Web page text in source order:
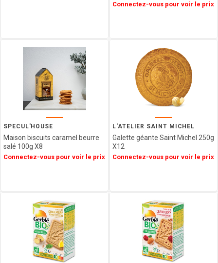
Connectez-vous pour voir le prix
SPECUL'HOUSE
Maison biscuits caramel beurre
salé 100g X8
Connectez-vous pour voir le prix
L'ATELIER SAINT MICHEL
Galette géante Saint Michel 250g
X12
Connectez-vous pour voir le prix